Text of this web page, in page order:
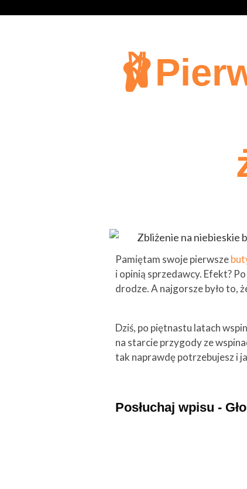
Pamiętam swoje pierwsze
i opinią sprzedawcy. Efekt?
drodze. A najgorsze było to,
Dziś, po piętnastu latach
na starcie przygody ze
tak naprawdę potrzebujesz i
Posłuchaj wpisu -